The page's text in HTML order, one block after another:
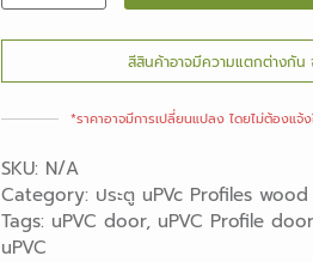
สีสินค้าอาจมีความแตกต่างกัน
*ราคาอาจมีการเปลี่ยนแปลง ไดยไม่ต้องแ
SKU: N/A
Category: ประตู uPVc Profiles
Tags: uPVC door, uPVC Profile door
uPVC